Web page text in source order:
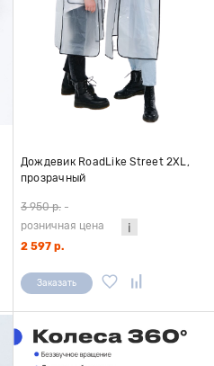
Дождевик RoadLike Street 2XL,
прозрачный
3 950 р. -
розничная цена
2 597 р.
Заказать